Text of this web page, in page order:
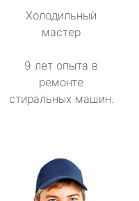
Холодильный
мастер
9 лет опыта в
ремонте
стиральных машин.